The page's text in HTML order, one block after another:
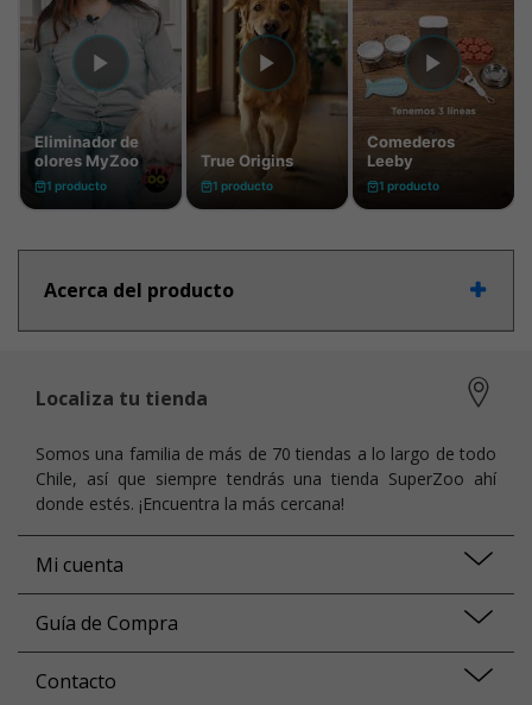
Acerca del producto
Localiza tu tienda
Somos una familia de más de 70 tiendas a lo largo de todo
Chile, así que siempre tendrás una tienda SuperZoo ahí
donde estés. ¡Encuentra la más cercana!
Mi cuenta
Guía de Compra
Contacto